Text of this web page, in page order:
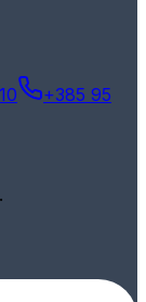
+385 95